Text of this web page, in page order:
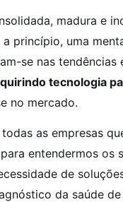
madura e
princípio, uma
tecnologia
no mercado.
as empresas
entendermos os
de
da saúde de